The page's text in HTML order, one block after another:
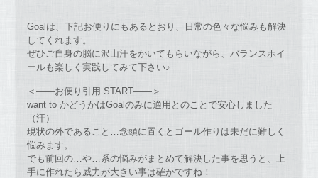
Goalは、下記お便りにもあるとおり、日常の色々な悩みも解決
してくれます。
ぜひご自身の脳に沢山汗をかいてもらいながら、バランスホイ
ールも楽しく実践してみて下さい♪
＜——お便り引用 START——＞
want to かどうかはGoalのみに適用とのことで安心しました
（汗）
現状の外であること…念頭に置くとゴール作りは未だに難しく
悩みます。
でも前回の…や…系の悩みがまとめて解決した事を思うと、上
手に作れたら威力が大きい事は確かですね！